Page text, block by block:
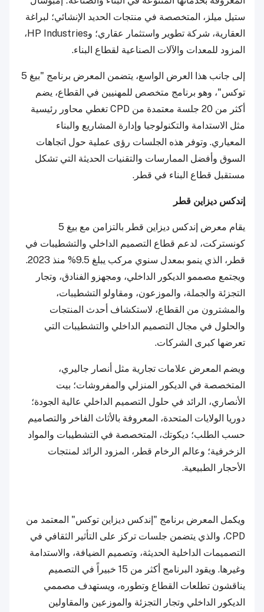
ستيل ميلز، المتخصصة في منتجات الحديد الإنشائي؛ لبراغة
العقارية، شركة تطوير واستثمار عقاري؛ وHP Industries،
المزود للمعدات والآلات الصناعية لقطاع البناء.
إلى جانب هذا العرض الواسع، يتضمن المعرض برنامج "بيغ 5
توكس"، وهو برنامج متخصص للمهنيين في القطاع، يضم
أكثر من 20 جلسة معتمدة من CPD تغطي محاور رئيسية
مثل الاستدامة والتكنولوجيا وإدارة المشاريع والبناء
المعياري. وتوفر هذه الجلسات رؤى عملية حول اتجاهات
السوق وأفضل الممارسات والتقنيات الحديثة التي تشكل
مستقبل قطاع البناء في قطر.
إندكس ديزاين قطر
يقام معرض إندكس ديزاين قطر بالتزامن مع بيغ 5
كونستركت، لدعم قطاع التصميم الداخلي والتشطيبات في
قطر، الذي ينمو بمعدل سنوي مركب يبلغ 9.5% منذ 2023.
ويجتمع مصممو الديكور الداخلي، ومجهزو الفنادق، وتجار
التجزئة والجملة، والموزعون، ومقاولو التشطيبات،
والمشترون من القطاع، لاستكشاف أحدث المنتجات
والحلول في مجال التصميم الداخلي والتشطيبات التي
تعرضها كبرى الشركات.
ويضم المعرض علامات تجارية مثل أنصار جاليري،
المتخصصة في الديكور المنزلي والمفروشات؛ بيت
الأنصاري، الرائد في حلول التصميم الداخلي عالية الجودة؛
دوريا الولايات المتحدة، المعروفة بالأثاث الفاخر والتصاميم
حسب الطلب؛ ديكوتك، المتخصصة في التشطيبات والمواد
الزخرفية؛ وعالم الرخام قطر، المزود الرائد لمنتجات
الأحجار الطبيعية.
ويكمل المعرض برنامج "إندكس ديزاين توكس" المعتمد من
CPD، والذي يتضمن جلسات تركز على التأثير الثقافي في
التصميمات الداخلية الحديثة، وتصميم الضيافة، والاستدامة
وغيرها. ويقود البرنامج أكثر من 15 خبيراً في التصميم
يناقشون تطلعات القطاع وتطوره، ويستهدف مصممي
الديكور الداخلي وتجار التجزئة والموزعين والمقاولين